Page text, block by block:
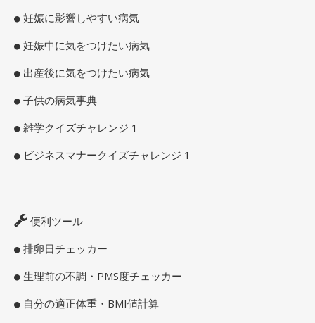
妊娠に影響しやすい病気
妊娠中に気をつけたい病気
出産後に気をつけたい病気
子供の病気事典
雑学クイズチャレンジ 1
ビジネスマナークイズチャレンジ 1
便利ツール
排卵日チェッカー
生理前の不調・PMS度チェッカー
自分の適正体重・BMI値計算